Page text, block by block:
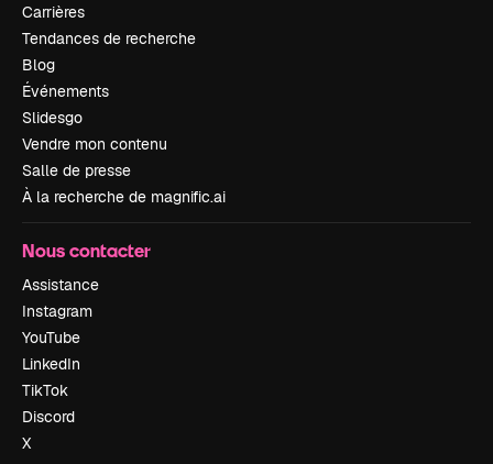
Carrières
Tendances de recherche
Blog
Événements
Slidesgo
Vendre mon contenu
Salle de presse
À la recherche de magnific.ai
Nous contacter
Assistance
Instagram
YouTube
LinkedIn
TikTok
Discord
X